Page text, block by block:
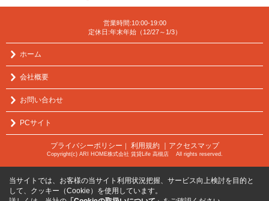
営業時間:10:00-19:00
定休日:年末年始（12/27～1/3）
ホーム
会社概要
お問い合わせ
PCサイト
プライバシーポリシー 利用規約 ｜アクセスマップ
Copyright(c) ARI HOME株式会社 賃貸Life 高槻店 All rights reserved.
当サイトでは、お客様の当サイト利用状況把握、サービス向上検討を目的と
して、クッキー（Cookie）を使用しています。